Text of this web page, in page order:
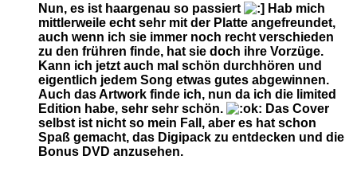
Nun, es ist haargenau so passiert
Hab mich
mittlerweile echt sehr mit der Platte angefreundet,
auch wenn ich sie immer noch recht verschieden
zu den frühren finde, hat sie doch ihre Vorzüge.
Kann ich jetzt auch mal schön durchhören und
eigentlich jedem Song etwas gutes abgewinnen.
Auch das Artwork finde ich, nun da ich die limited
Edition habe, sehr sehr schön.
Das Cover
selbst ist nicht so mein Fall, aber es hat schon
Spaß gemacht, das Digipack zu entdecken und die
Bonus DVD anzusehen.